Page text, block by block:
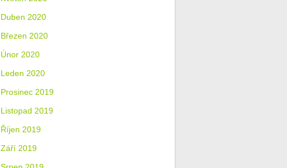
Duben 2020
Březen 2020
Únor 2020
Leden 2020
Prosinec 2019
Listopad 2019
Říjen 2019
Září 2019